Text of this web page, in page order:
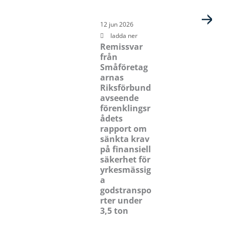
12 jun 2026
ladda ner
Remissvar
från
Småföretag
arnas
Riksförbund
avseende
förenklingsr
ådets
rapport om
sänkta krav
på finansiell
säkerhet för
yrkesmässig
a
godstranspo
rter under
3,5 ton